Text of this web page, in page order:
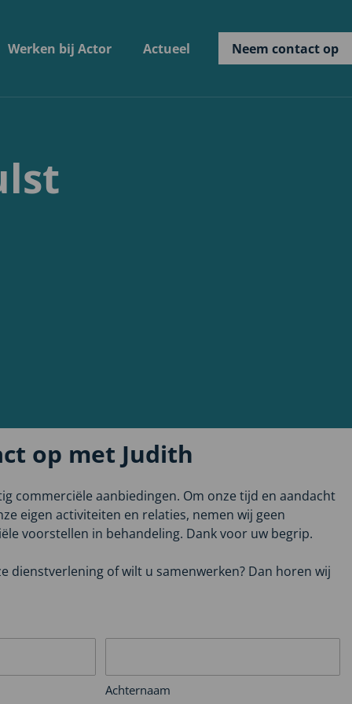
Werken bij Actor Actueel Neem contact op
op met Judith
commerciële aanbiedingen. Om onze tijd en aandacht
eigen activiteiten en relaties, nemen wij geen
voorstellen in behandeling. Dank voor uw begrip.
dienstverlening of wilt u samenwerken? Dan horen wij
Achternaam